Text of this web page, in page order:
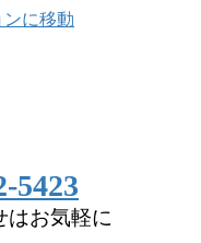
に移動
5423
はお気軽に